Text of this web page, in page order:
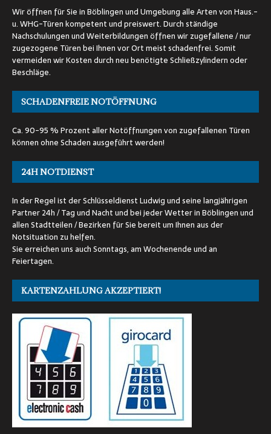
Wir öffnen für Sie in Böblingen und Umgebung alle Arten von Haus.-
u. WHG-Türen kompetent und preiswert. Durch ständige
Nachschulungen und Weiterbildungen öffnen wir zugefallene / nur
zugezogene Türen bei Ihnen vor Ort meist schadenfrei. Somit
vermeiden wir Kosten durch neu benötigte Schließzylindern oder
Beschläge.
SCHADENFREIE NOTÖFFNUNG
Ca. 90-95 % Prozent aller Notöffnungen von zugefallenen Türen
können ohne Schaden ausgeführt werden!
24H NOTDIENST
In der Regel ist der Schlüsseldienst Ludwig und seine langjährigen
Partner 24h / Tag und Nacht und bei jeder Wetter in Böblingen und
allen Stadtteilen / Bezirken für Sie bereit um Ihnen aus der
Notsituation zu helfen.
Sie erreichen uns auch Sonntags, am Wochenende und an
Feiertagen.
KARTENZAHLUNG AKZEPTIERT!